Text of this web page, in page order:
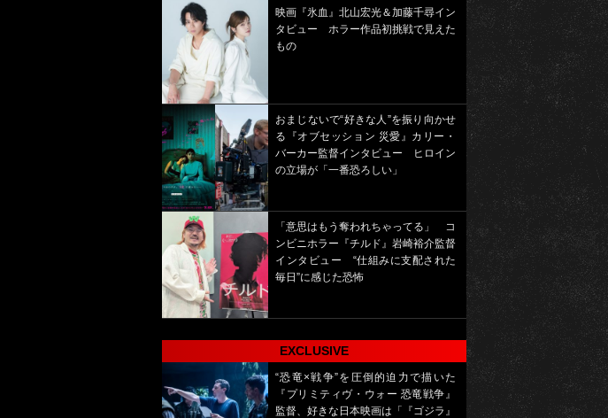
映画『氷血』北山宏光＆加藤千尋イン
タビュー ホラー作品初挑戦で見えた
もの
おまじないで“好きな人”を振り向かせ
る『オブセッション 災愛』カリー・
バーカー監督インタビュー ヒロイン
の立場が「一番恐ろしい」
「意思はもう奪われちゃってる」 コ
ンビニホラー『チルド』岩崎裕介監督
インタビュー “仕組みに支配された
毎日”に感じた恐怖
EXCLUSIVE
“恐竜×戦争”を圧倒的迫力で描いた
『プリミティヴ・ウォー 恐竜戦争』
監督、好きな日本映画は「『ゴジラ』